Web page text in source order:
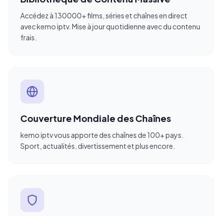
Accédez à 130000+ films, séries et chaînes en direct
avec kemo iptv. Mise à jour quotidienne avec du contenu
frais.
Couverture Mondiale des Chaînes
kemo iptv vous apporte des chaînes de 100+ pays.
Sport, actualités, divertissement et plus encore.